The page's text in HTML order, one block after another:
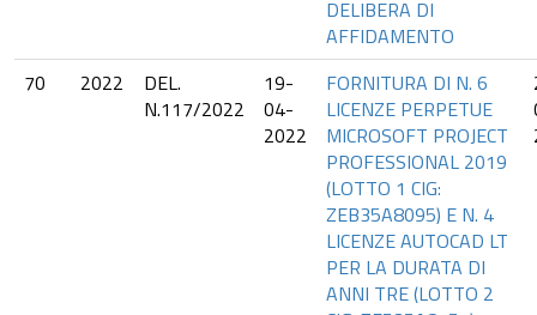
DELIBERA DI
AFFIDAMENTO
70 2022
DEL.
N.117/2022
19-
04-
2022
FORNITURA DI N. 6
LICENZE PERPETUE
MICROSOFT PROJECT
PROFESSIONAL 2019
(LOTTO 1 CIG:
ZEB35A8095) E N. 4
LICENZE AUTOCAD LT
PER LA DURATA DI
ANNI TRE (LOTTO 2